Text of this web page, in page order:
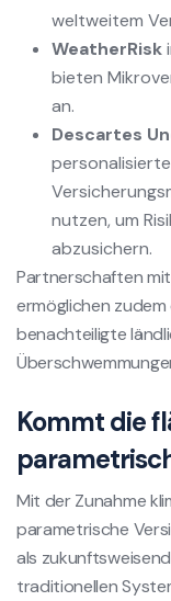
weltweitem
WeatherRisk
bieten
an.
Descartes
nutzen, um
abzusichern.
Partnerschaften
ermöglichen
benachteiligte
Kommt die
Mit der Zunahme
parametrische
als
traditionellen